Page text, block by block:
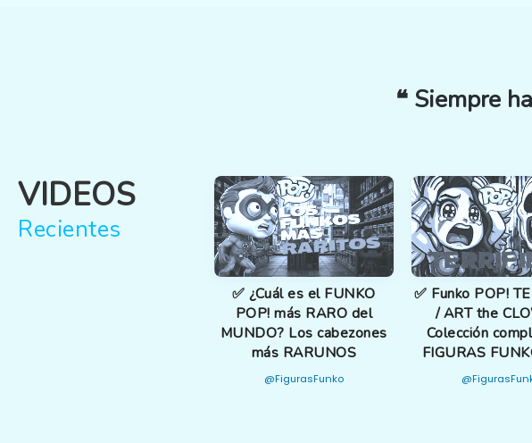
❝ Siempre
VIDEOS
Recientes
✅ ¿Cuál es el FUNKO
POP! más RARO del
MUNDO? Los cabezones
más RARUNOS
@FigurasFunko
✅ Funko POP!
/ ART the
Colección
FIGURAS